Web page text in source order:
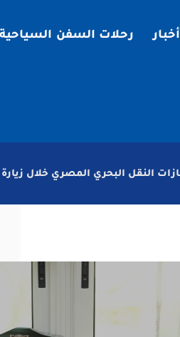
أخبار رحلات السفن السياحية
النقل البحري المصري خلال